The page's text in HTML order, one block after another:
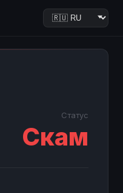
Статус
Скам